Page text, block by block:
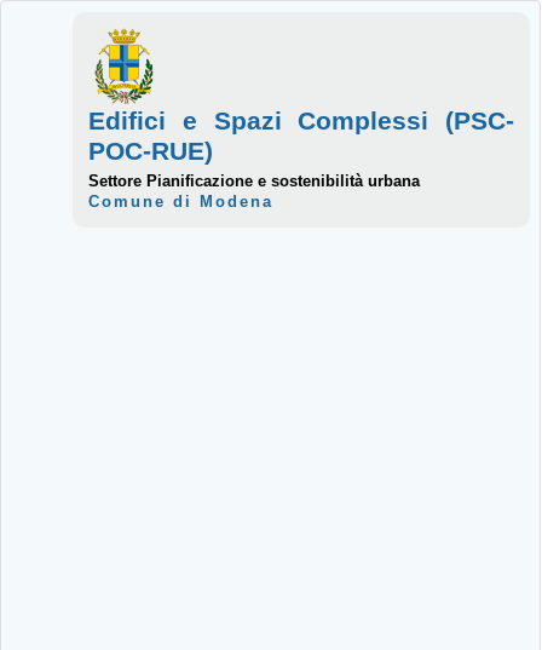
Edifici e Spazi Complessi (PSC-
POC-RUE)
Settore Pianificazione e sostenibilità urbana
Comune di Modena